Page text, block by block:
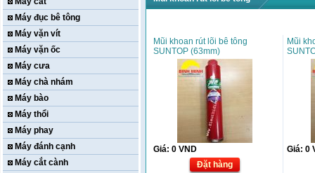
Máy đục bê tông
Máy vặn vít
Máy vặn ốc
Máy cưa
Máy chà nhám
Máy bào
Máy thổi
Máy phay
Máy đánh cạnh
Máy cắt cành
Mũi khoan rút lõi bê tông
SUNTOP (63mm)
Giá: 0 VND
Đặt hàng
Mũi
Giá: 0